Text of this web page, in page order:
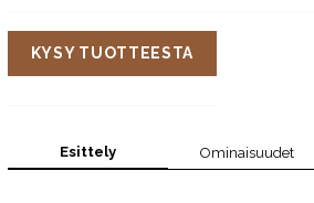
KYSY TUOTTEESTA
Esittely Ominaisuudet